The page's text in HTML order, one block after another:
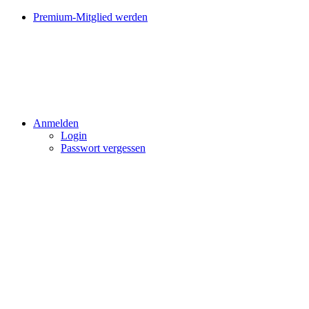
Premium-Mitglied werden
Anmelden
Login
Passwort vergessen